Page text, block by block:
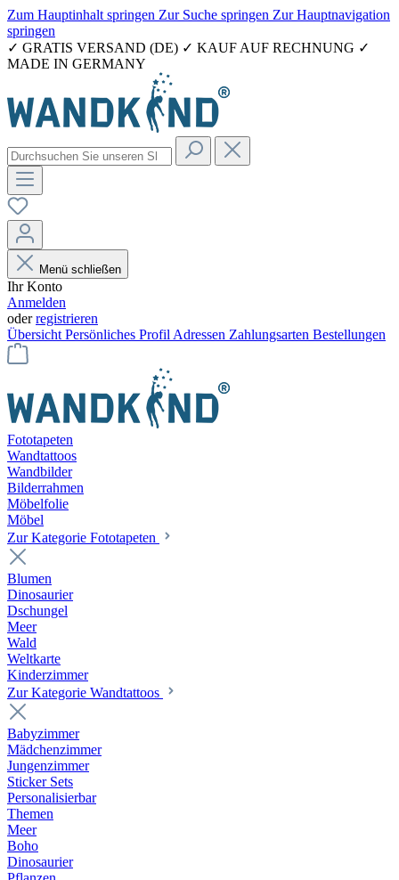
Zum Hauptinhalt springen Zur Suche springen Zur Hauptnavigation
springen
✓ GRATIS VERSAND (DE) ✓ KAUF AUF RECHNUNG ✓
MADE IN GERMANY
Menü schließen
Ihr Konto
Anmelden
oderregistrieren
Übersicht Persönliches Profil Adressen Zahlungsarten Bestellungen
Fototapeten
Wandtattoos
Wandbilder
Bilderrahmen
Möbelfolie
Möbel
Zur Kategorie Fototapeten
Blumen
Dinosaurier
Dschungel
Meer
Wald
Weltkarte
Kinderzimmer
Zur Kategorie Wandtattoos
Babyzimmer
Mädchenzimmer
Jungenzimmer
Sticker Sets
Personalisierbar
Themen
Meer
Boho
Dinosaurier